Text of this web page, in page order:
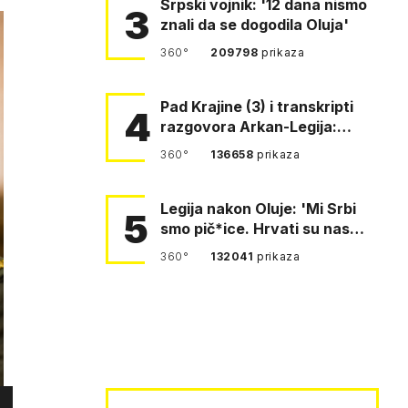
3
Srpski vojnik: '12 dana nismo
znali da se dogodila Oluja'
360° 209798prikaza
4 Pad Krajine (3) i transkripti
razgovora Arkan-Legija:
'Čujem, prelazite ustašam…
360° 136658prikaza
5
Legija nakon Oluje: 'Mi Srbi
smo pič*ice. Hrvati su nas
pomeli!'
360° 132041prikaza